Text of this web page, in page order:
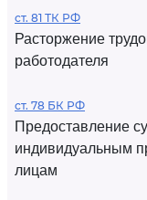
ст. 81 ТК РФ
Расторжение
работодателя
ст. 78 БК РФ
Предоставление
индивидуальным
лицам